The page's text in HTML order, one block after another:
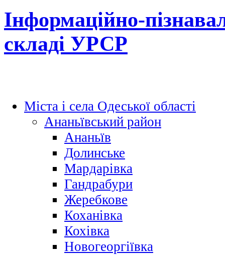
Інформаційно-
складі УРСР
Міста і села Одеської області
Ананьївський район
Ананьїв
Долинське
Мардарівка
Гандрабури
Жеребкове
Коханівка
Кохівка
Новогеоргіївка